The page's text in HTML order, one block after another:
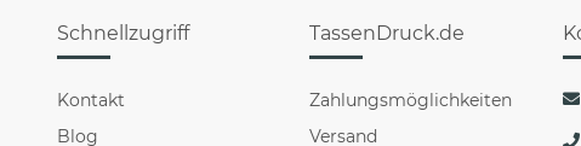
Schnellzugriff
Kontakt
Blog
TassenDruck.de
Zahlungsmöglichkeiten
Versand